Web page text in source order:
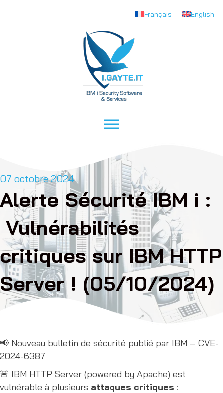
Français English
07 octobre 2024
Alerte Sécurité IBM i :
Vulnérabilités
critiques sur IBM HTTP
Server ! (05/10/2024)
📢 Nouveau bulletin de sécurité publié par IBM – CVE-
2024-6387
🚨 IBM HTTP Server (powered by Apache) est
vulnérable à plusieurs attaques critiques :